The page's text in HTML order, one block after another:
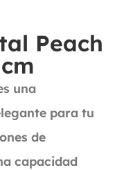
Peach
una
para tu
de
capacidad